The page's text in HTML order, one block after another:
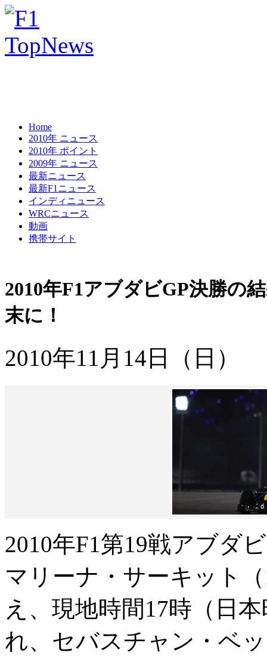
Home
2010年 ニュース
2010年 ポイント
2009年 ニュース
最新ニュース
最新F1ニュース
インディニュース
WRCニュース
動画
携帯サイト
2010年F1アブダビGP決勝
末に！
2010年11月14日（日）
2010年F1第19戦アブダ
マリーナ・サーキット
え、現地時間17時（日
れ、セバスチャン・ベ